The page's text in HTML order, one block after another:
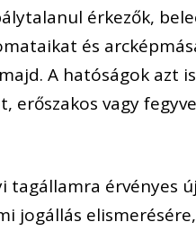
érkezők,
és
A hatóságok azt
vagy
tagállamra érvényes
jogállás